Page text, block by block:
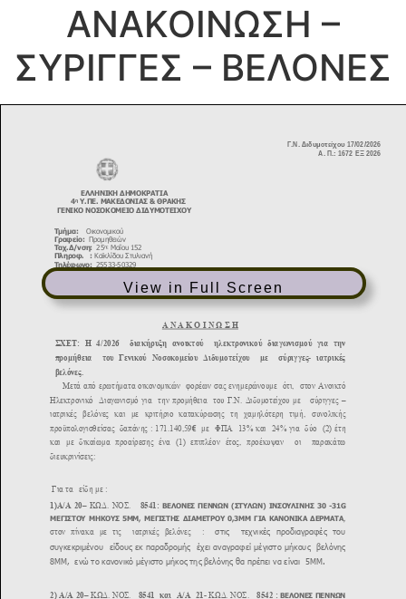
ΑΝΑΚΟΙΝΩΣΗ –
ΣΥΡΙΓΓΕΣ – ΒΕΛΟΝΕΣ
View in Full Screen